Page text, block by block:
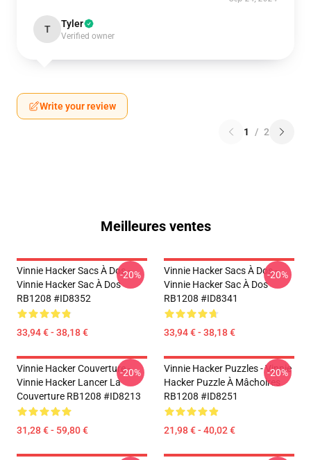
T Tyler
Verified owner
Write your review
1 / 2
Meilleures ventes
Vinnie Hacker Sacs À Dos -
Vinnie Hacker Sac À Dos
RB1208 #ID8352
33,94 € - 38,18 €
-20%
Vinnie Hacker Sacs À Dos -
Vinnie Hacker Sac À Dos
RB1208 #ID8341
33,94 € - 38,18 €
-20%
Vinnie Hacker Couverture -
Vinnie Hacker Lancer La
Couverture RB1208 #ID8213
31,28 € - 59,80 €
-20%
Vinnie Hacker Puzzles - Vinnie
Hacker Puzzle À Mâchoires
RB1208 #ID8251
21,98 € - 40,02 €
-20%